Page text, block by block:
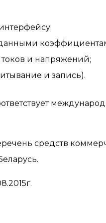
и напряжений;
и запись).
средств